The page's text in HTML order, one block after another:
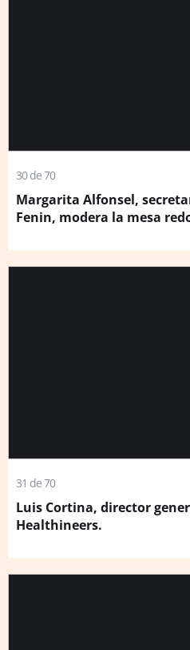
30 de 70
Margarita Alfonsel,
Fenin, modera la mesa
31 de 70
Luis Cortina, director
Healthineers.